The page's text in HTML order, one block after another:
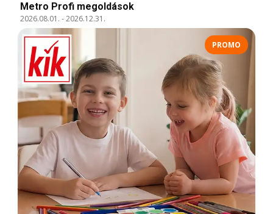
Metro Profi megoldások
2026.08.01. -2026.12.31.
PROMO